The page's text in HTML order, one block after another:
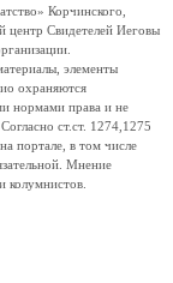
Корчинского,
центр Свидетелей Иеговы
элементы
охраняются
нормами права и не
ст.ст. 1274,1275
портале, в том числе
Мнение
колумнистов.